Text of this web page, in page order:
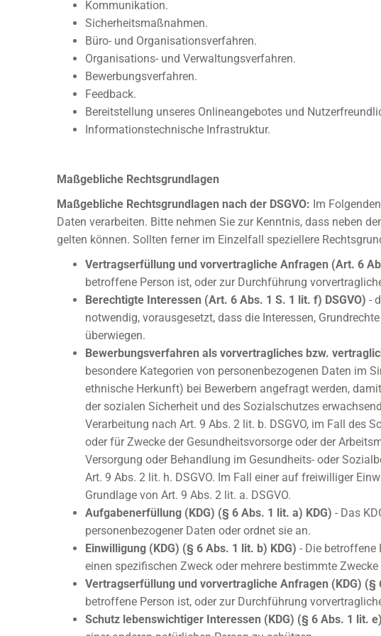
Kommunikation.
Sicherheitsmaßnahmen.
Büro- und Organisationsverfahren.
Organisations- und Verwaltungsverfahren.
Bewerbungsverfahren.
Feedback.
Bereitstellung unseres Onlineangebotes und
Informationstechnische Infrastruktur.
Maßgebliche Rechtsgrundlagen
Maßgebliche Rechtsgrundlagen nach der DSGVO: Im
Daten verarbeiten. Bitte nehmen Sie zur Kenntnis, dass neben
gelten können. Sollten ferner im Einzelfall speziellere
Vertragserfüllung und vorvertragliche Anfragen (Art. 6
betroffene Person ist, oder zur Durchführung
Berechtigte Interessen (Art. 6 Abs. 1 S. 1 lit. f) DSGVO) -
notwendig, vorausgesetzt, dass die Interessen,
überwiegen.
Bewerbungsverfahren als vorvertragliches bzw.
besondere Kategorien von personenbezogenen Daten im
ethnische Herkunft) bei Bewerbern angefragt werden,
der sozialen Sicherheit und des Sozialschutzes
Verarbeitung nach Art. 9 Abs. 2 lit. b. DSGVO, im Fall des
oder für Zwecke der Gesundheitsvorsorge oder der
Versorgung oder Behandlung im Gesundheits- oder
Art. 9 Abs. 2 lit. h. DSGVO. Im Fall einer auf freiwilliger
Grundlage von Art. 9 Abs. 2 lit. a. DSGVO.
Aufgabenerfüllung (KDG) (§ 6 Abs. 1 lit. a) KDG) - Das
personenbezogener Daten oder ordnet sie an.
Einwilligung (KDG) (§ 6 Abs. 1 lit. b) KDG) - Die betroffene
einen spezifischen Zweck oder mehrere bestimmte Zwecke
Vertragserfüllung und vorvertragliche Anfragen (KDG) (§
betroffene Person ist, oder zur Durchführung
Schutz lebenswichtiger Interessen (KDG) (§ 6 Abs. 1 lit.